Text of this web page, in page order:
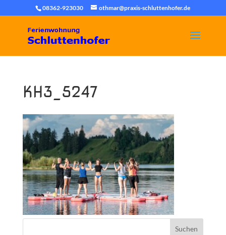
08362-923030 othmar@praxis-schluttenhofer.de
KH3_5247